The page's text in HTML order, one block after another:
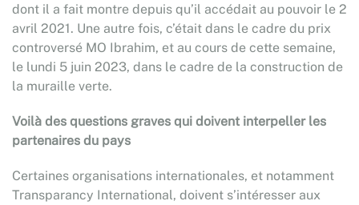
dont il a fait montre depuis qu’il accédait au pouvoir le 2
avril 2021. Une autre fois, c’était dans le cadre du prix
controversé MO Ibrahim, et au cours de cette semaine,
le lundi 5 juin 2023, dans le cadre de la construction de
la muraille verte.
Voilà des questions graves qui doivent interpeller les
partenaires du pays
Certaines organisations internationales, et notamment
Transparancy International, doivent s’intéresser aux